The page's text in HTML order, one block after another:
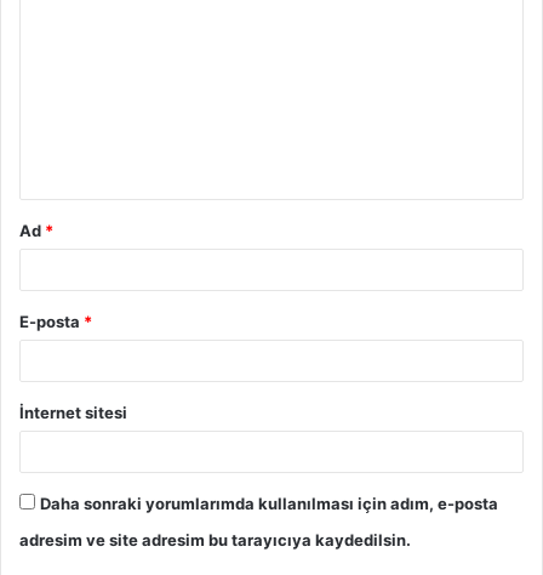
Ad *
E-posta *
İnternet sitesi
Daha sonraki yorumlarımda kullanılması için adım, e-posta
adresim ve site adresim bu tarayıcıya kaydedilsin.